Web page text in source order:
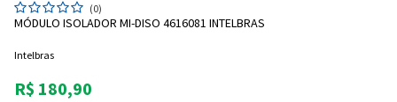
(0)
MÓDULO ISOLADOR MI-DISO 4616081 INTELBRAS
Intelbras
R$ 180,90